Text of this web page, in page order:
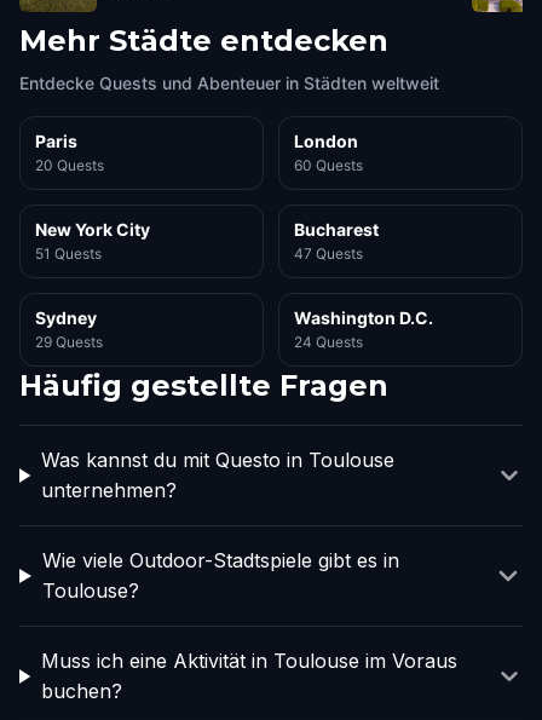
Mehr Städte entdecken
Entdecke Quests und Abenteuer in Städten weltweit
Paris
20 Quests
London
60 Quests
New York City
51 Quests
Bucharest
47 Quests
Sydney
29 Quests
Washington D.C.
24 Quests
Häufig gestellte Fragen
Was kannst du mit Questo in Toulouse
unternehmen?
Wie viele Outdoor-Stadtspiele gibt es in
Toulouse?
Muss ich eine Aktivität in Toulouse im Voraus
buchen?